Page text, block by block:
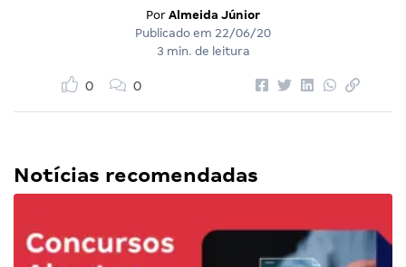
Por Almeida Júnior
Publicado em 22/06/20
3 min. de leitura
0 0
Notícias recomendadas